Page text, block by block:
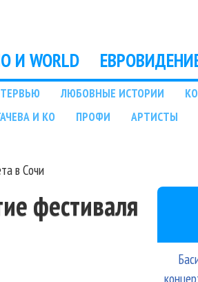
И WORLD
ЛЮБОВНЫЕ ИСТОРИИ
И КО ПРОФИ АРТИСТЫ
в Сочи
фестиваля